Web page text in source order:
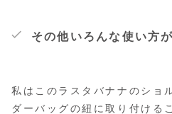
その他いろんな使い方
私はこのラスタバナナのショ
ダーバッグの紐に取り付ける